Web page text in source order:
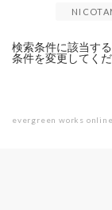
検索条件に該当す
条件を変更してくだ
evergreen works